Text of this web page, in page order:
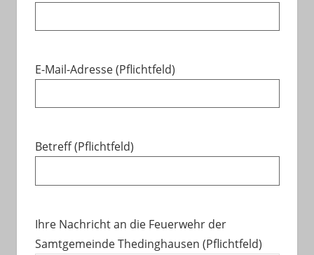
E-Mail-Adresse (Pflichtfeld)
Betreff (Pflichtfeld)
Ihre Nachricht an die Feuerwehr der
Samtgemeinde Thedinghausen (Pflichtfeld)